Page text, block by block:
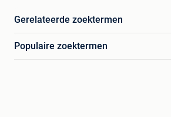
Gerelateerde zoektermen
Populaire zoektermen